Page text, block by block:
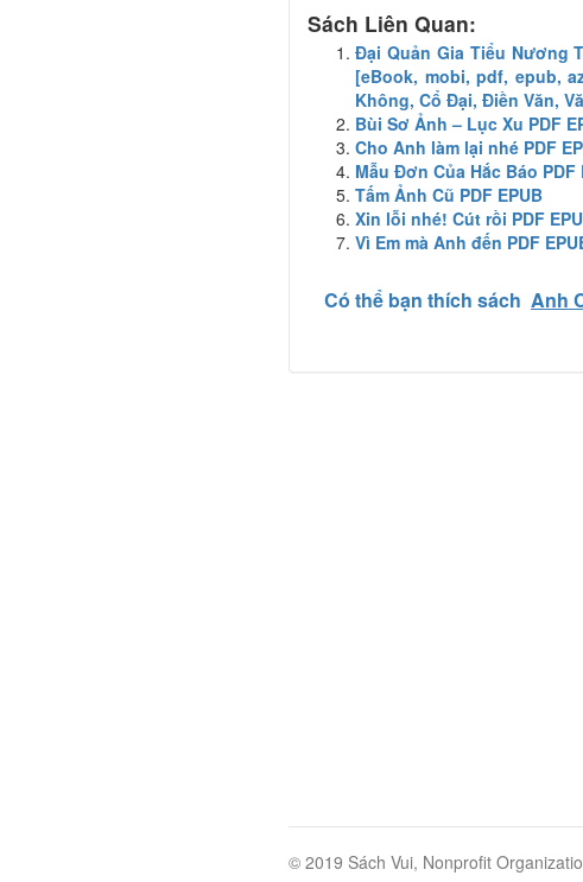
Sách Liên Quan:
Đại Quản Gia Tiểu Nương
[eBook, mobi, pdf, epub,
Không, Cổ Đại, Điền Văn,
Bùi Sơ Ảnh – Lục Xu PDF
Cho Anh làm lại nhé PDF
Mẫu Đơn Của Hắc Báo PDF
Tấm Ảnh Cũ PDF EPUB
Xin lỗi nhé! Cút rồi PDF
Vì Em mà Anh đến PDF
Có thể bạn thích sách Anh
© 2019 Sách Vui, Nonprofit